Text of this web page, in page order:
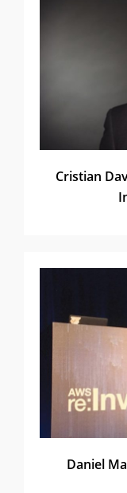
Cristian
Daniel